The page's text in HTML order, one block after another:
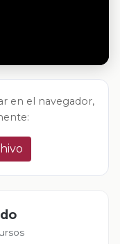
en el navegador,